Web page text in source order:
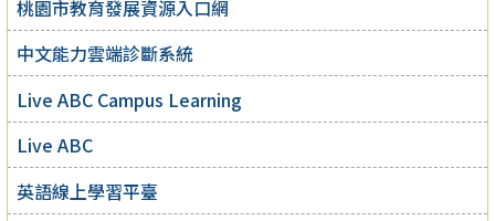
桃園市教育發展資源入口網
中文能力雲端診斷系統
Live ABC Campus Learning
Live ABC
英語線上學習平臺